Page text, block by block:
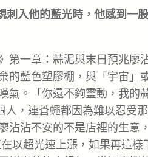
入他的藍光時，他感到一
第一章：蒜泥與末日預兆廖
的藍色塑膠棚，與「宇宙」
。「你還不夠靈動，我的
，連蒼蠅都因為難以忍受
沾沾不安的不是店裡的生意
以超光速上漲，如果再這樣